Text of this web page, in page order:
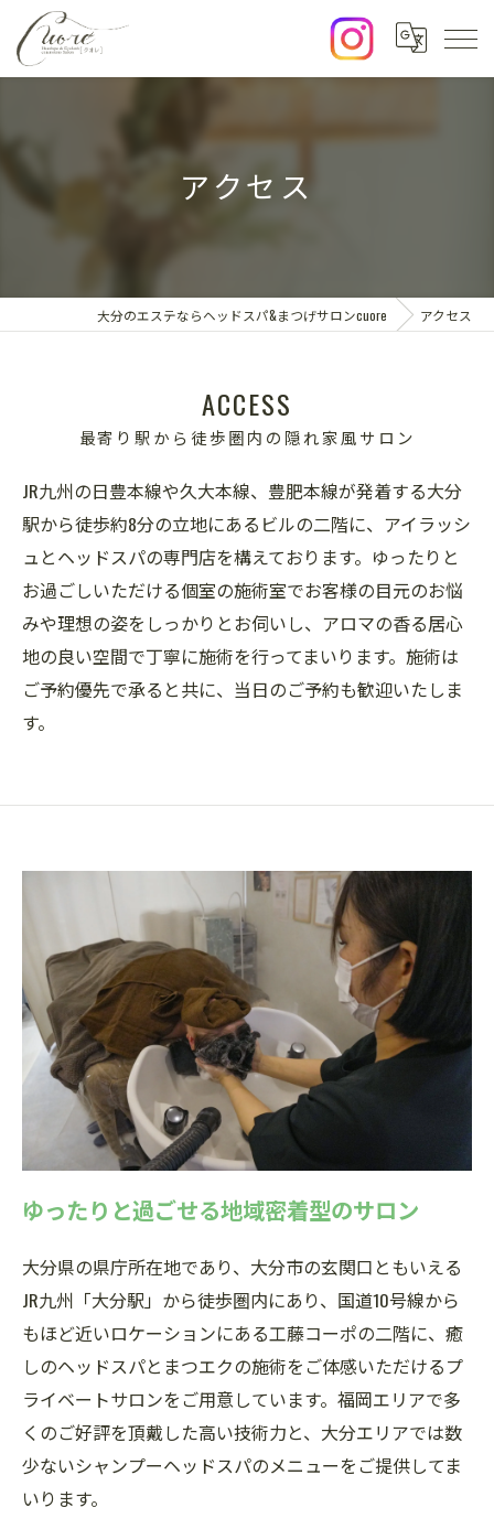
アクセス
大分のエステならヘッドスパ&まつげサロンcuore アクセス
最寄り駅から徒歩圏内の隠れ家風サロン
ACCESS
JR九州の日豊本線や久大本線、豊肥本線が発着する大分
駅から徒歩約8分の立地にあるビルの二階に、アイラッシ
ュとヘッドスパの専門店を構えております。ゆったりと
お過ごしいただける個室の施術室でお客様の目元のお悩
みや理想の姿をしっかりとお伺いし、アロマの香る居心
地の良い空間で丁寧に施術を行ってまいります。施術は
ご予約優先で承ると共に、当日のご予約も歓迎いたしま
す。
ゆったりと過ごせる地域密着型のサロン
大分県の県庁所在地であり、大分市の玄関口ともいえる
JR九州「大分駅」から徒歩圏内にあり、国道10号線から
もほど近いロケーションにある工藤コーポの二階に、癒
しのヘッドスパとまつエクの施術をご体感いただけるプ
ライベートサロンをご用意しています。福岡エリアで多
くのご好評を頂戴した高い技術力と、大分エリアでは数
少ないシャンプーヘッドスパのメニューをご提供してま
いります。